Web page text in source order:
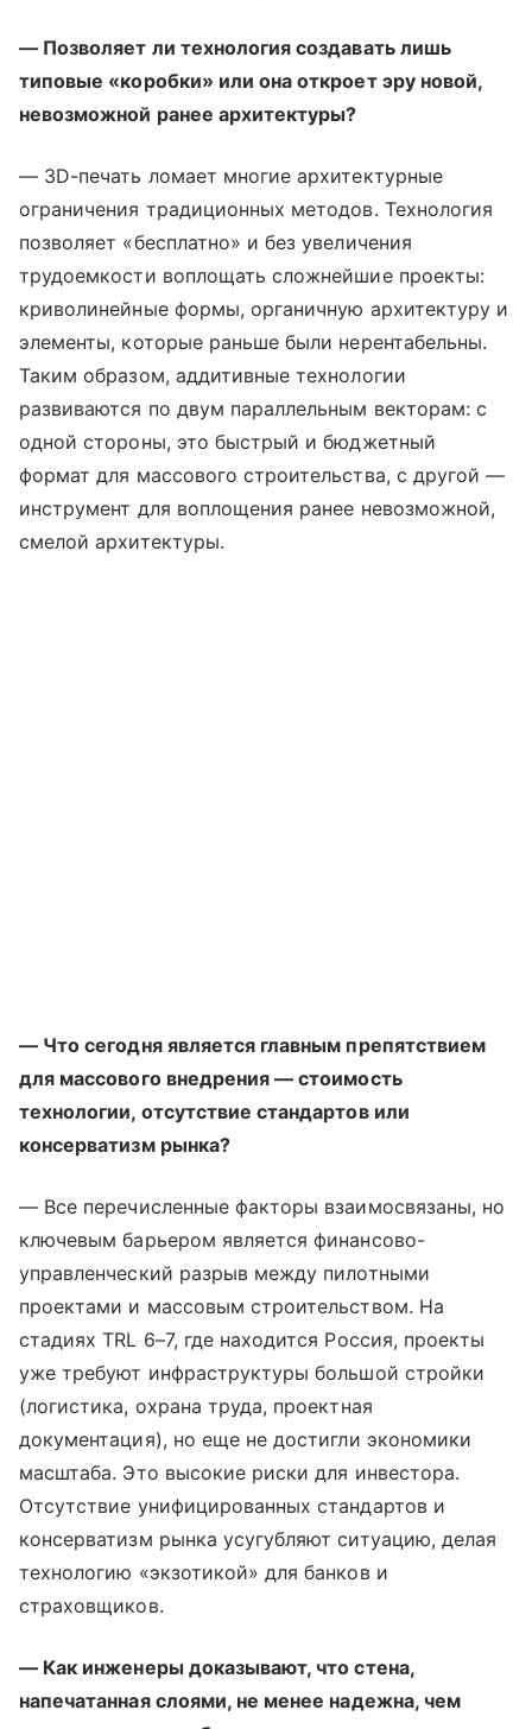
— Позволяет ли технология создавать лишь
типовые «коробки» или она откроет эру новой,
невозможной ранее архитектуры?
— 3D-печать ломает многие архитектурные
ограничения традиционных методов. Технология
позволяет «бесплатно» и без увеличения
трудоемкости воплощать сложнейшие проекты:
криволинейные формы, органичную архитектуру и
элементы, которые раньше были нерентабельны.
Таким образом, аддитивные технологии
развиваются по двум параллельным векторам: с
одной стороны, это быстрый и бюджетный
формат для массового строительства, с другой —
инструмент для воплощения ранее невозможной,
смелой архитектуры.
— Что сегодня является главным препятствием
для массового внедрения — стоимость
технологии, отсутствие стандартов или
консерватизм рынка?
— Все перечисленные факторы взаимосвязаны, но
ключевым барьером является финансово-
управленческий разрыв между пилотными
проектами и массовым строительством. На
стадиях TRL 6–7, где находится Россия, проекты
уже требуют инфраструктуры большой стройки
(логистика, охрана труда, проектная
документация), но еще не достигли экономики
масштаба. Это высокие риски для инвестора.
Отсутствие унифицированных стандартов и
консерватизм рынка усугубляют ситуацию, делая
технологию «экзотикой» для банков и
страховщиков.
— Как инженеры доказывают, что стена,
напечатанная слоями, не менее надежна, чем